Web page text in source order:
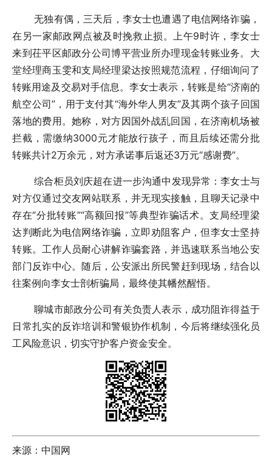
无独有偶，三天后，李女士也遭遇了电信网络诈骗，
在另一家邮政网点被及时挽救止损。上午9时许，李女士
来到茌平区邮政分公司博平营业所办理现金转账业务。大
堂经理商玉雯和支局经理梁达按照规范流程，仔细询问了
转账用途及交易对手信息。李女士表示，转账是给“济南的
航空公司”，用于支付其“海外华人男友”及其两个孩子回国
落地的费用。她称，对方因国外战乱回国，在济南机场被
拦截，需缴纳3000元才能放行孩子，而且后续还需分批
转账共计2万余元，对方承诺事后返还3万元“感谢费”。
综合柜员刘庆超在进一步沟通中发现异常：李女士与
对方仅通过交友网站联系，并无现实接触，且聊天记录中
存在“分批转账”“高额回报”等典型诈骗话术。支局经理梁
达判断此为电信网络诈骗，立即劝阻客户，但李女士坚持
转账。工作人员耐心讲解诈骗套路，并迅速联系当地公安
部门反诈中心。随后，公安派出所民警赶到现场，结合以
往案例向李女士剖析骗局，最终使其幡然醒悟。
聊城市邮政分公司有关负责人表示，成功阻诈得益于
日常扎实的反诈培训和警银协作机制，今后将继续强化员
工风险意识，切实守护客户资金安全。
来源：中国网